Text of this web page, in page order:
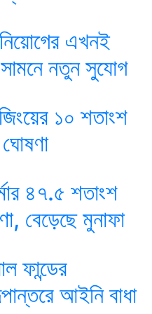
এখনই
নতুন সুযোগ
১০ শতাংশ
৪৭.৫ শতাংশ
বেড়েছে মুনাফা
ফান্ডের
আইনি বাধা